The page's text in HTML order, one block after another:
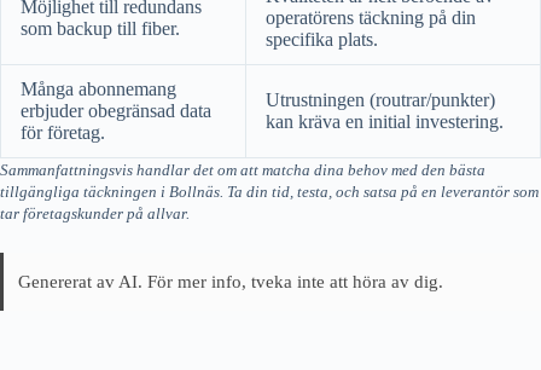
Möjlighet till redundans
som backup till fiber.
operatörens täckning på din
specifika plats.
Många abonnemang
erbjuder obegränsad data
för företag.
Utrustningen (routrar/punkter)
kan kräva en initial investering.
Sammanfattningsvis handlar det om att matcha dina behov med den bästa
tillgängliga täckningen i Bollnäs. Ta din tid, testa, och satsa på en leverantör som
tar företagskunder på allvar.
Genererat av AI. För mer info, tveka inte att höra av dig.